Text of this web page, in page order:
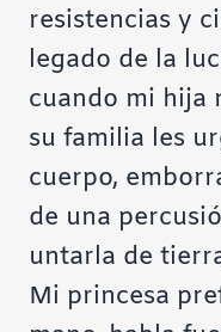
resistencias y
legado de la
cuando mi hija
su familia les
cuerpo,
de una
untarla de
Mi princesa